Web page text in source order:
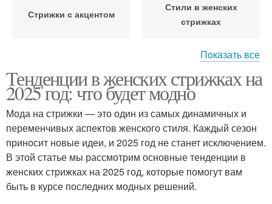
Стрижки с акцентом
Стили в женских
стрижках
Многослойные стрижки Стрижка в стиле
Женские стрижки
Стрижки на короткие
волосы
Показать все
Тенденции в женских стрижках на
2025 год: что будет модно
Мода на стрижки — это один из самых динамичных и
переменчивых аспектов женского стиля. Каждый сезон
приносит новые идеи, и 2025 год не станет исключением.
В этой статье мы рассмотрим основные тенденции в
женских стрижках на 2025 год, которые помогут вам
быть в курсе последних модных решений.